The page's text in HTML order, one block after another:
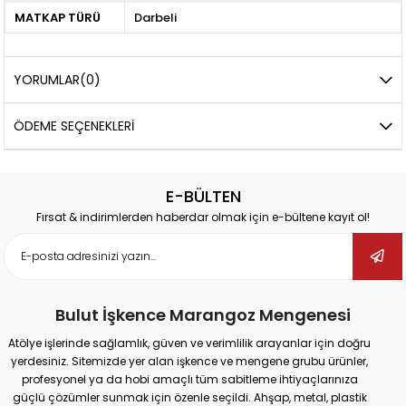
MATKAP TÜRÜ Darbeli
YORUMLAR(0)
ÖDEME SEÇENEKLERI
E-BÜLTEN
Fırsat & indirimlerden haberdar olmak için e-bültene kayıt ol!
Bulut İşkence Marangoz Mengenesi
Atölye işlerinde sağlamlık, güven ve verimlilik arayanlar için doğru
yerdesiniz. Sitemizde yer alan işkence ve mengene grubu ürünler,
profesyonel ya da hobi amaçlı tüm sabitleme ihtiyaçlarınıza
güçlü çözümler sunmak için özenle seçildi. Ahşap, metal, plastik